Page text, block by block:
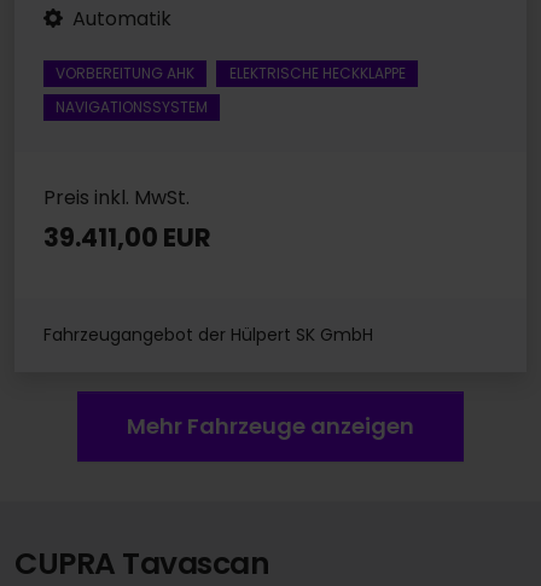
Automatik
VORBEREITUNG AHK
ELEKTRISCHE HECKKLAPPE
NAVIGATIONSSYSTEM
Preis inkl. MwSt.
39.411,00 EUR
Fahrzeugangebot der Hülpert SK GmbH
Mehr Fahrzeuge anzeigen
CUPRA Tavascan